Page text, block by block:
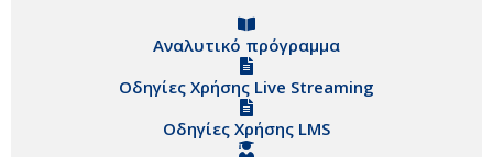
Αναλυτικό πρόγραμμα
Οδηγίες Χρήσης Live Streaming
Οδηγίες Χρήσης LMS